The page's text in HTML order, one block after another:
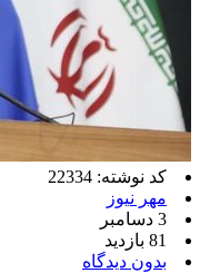
کد نوشته: 22334
مهر نیوز
3 دسامبر
81 بازدید
بدون دیدگاه